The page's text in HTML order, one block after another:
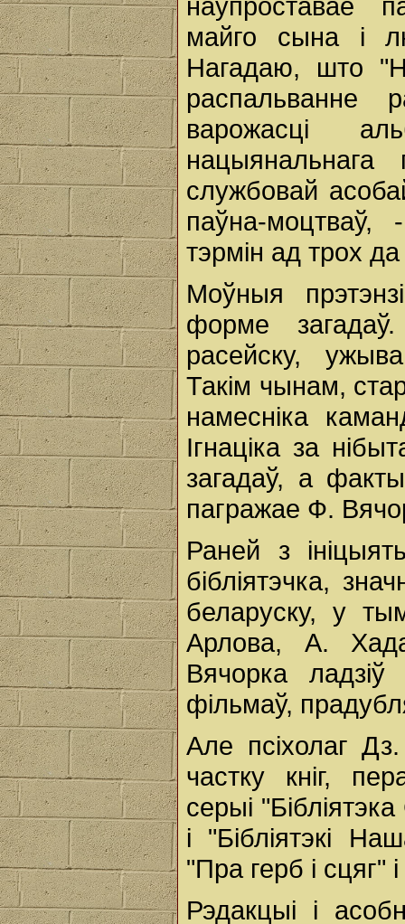
майго сына і
Нагадаю, што
распальванне
варожасці
службовай
паўна-
тэрмін ад трох
Моўныя
форме
расейску,
Такім чынам,
намесніка
Ігнаціка за
загадаў, а
пагражае Ф.
Раней з
бібліятэчка,
беларуску, у
Арлова, А.
Вячорка
фільмаў,
Але псіхолаг Дз.
частку кніг,
серыі
і "Бібліятэкі
"Пра герб і сцяг"
Рэдакцыі і